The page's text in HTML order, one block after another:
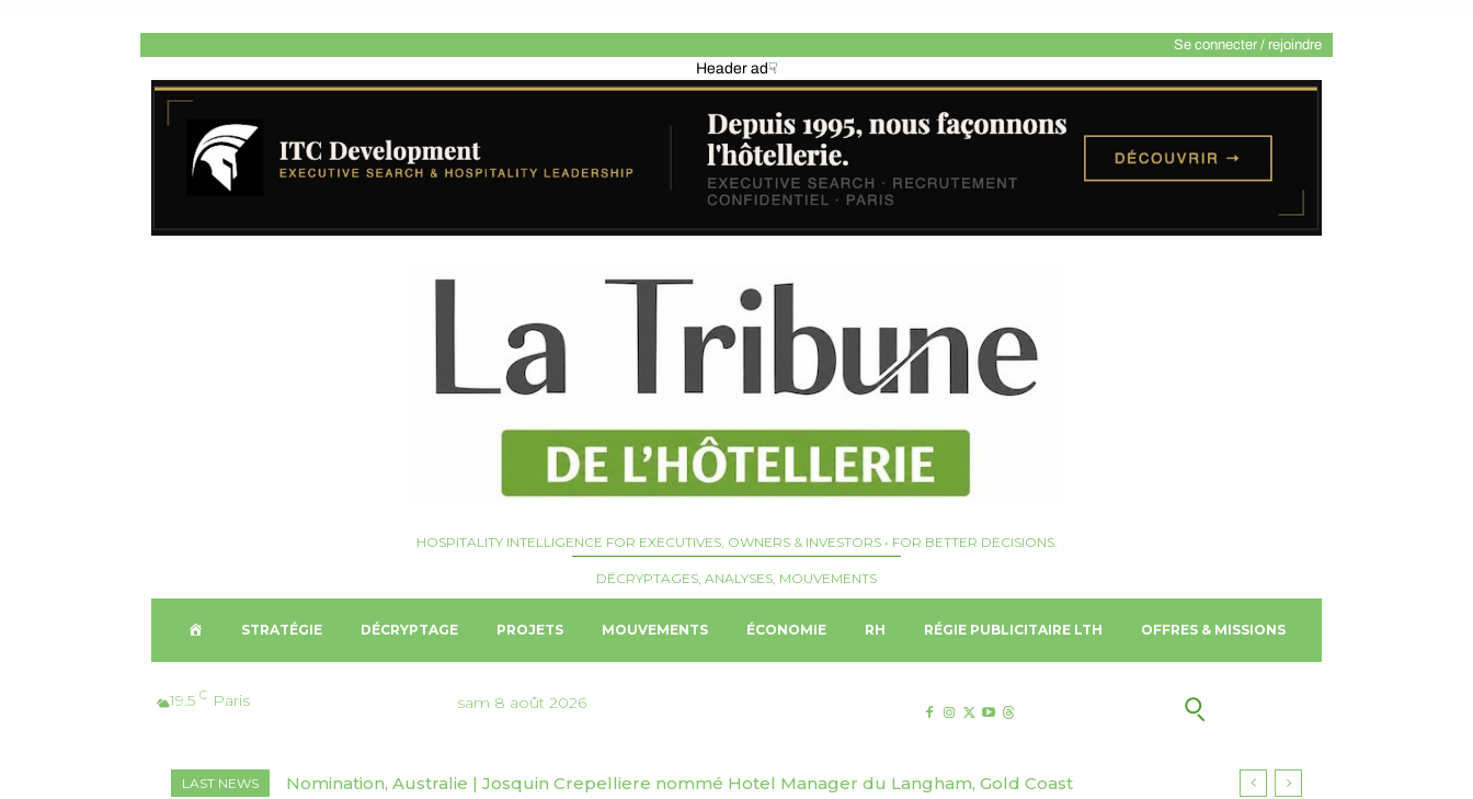
Se connecter / rejoindre
Header ad☟
HOSPITALITY INTELLIGENCE FOR EXECUTIVES, OWNERS & INVESTORS • FOR BETTER DECISIONS.
DÉCRYPTAGES, ANALYSES, MOUVEMENTS
U
STRATÉGIE DÉCRYPTAGE PROJETS MOUVEMENTS ÉCONOMIE RH RÉGIE PUBLICITAIRE LTH OFFRES & MISSIONS
19.5 C Paris sam 8 août 2026
LAST NEWS Nomination, Australie | Josquin Crepelliere nommé Hotel Manager du Langham, Gold Coast
Ouverture, Vietnam | Tapestry Collection by Hilton fait ses débuts au Vietnam avec le NHAAN Resort &